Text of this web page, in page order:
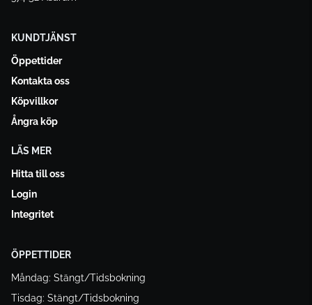
KUNDTJÄNST
Öppettider
Kontakta oss
Köpvillkor
Ångra köp
LÄS MER
Hitta till oss
Login
Integritet
ÖPPETTIDER
Måndag: Stängt/Tidsbokning
Tisdag: Stängt/Tidsbokning